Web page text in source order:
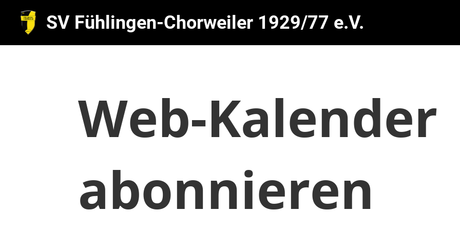
SV Fühlingen-Chorweiler 1929/77 e.V.
Web-Kalender
abonnieren